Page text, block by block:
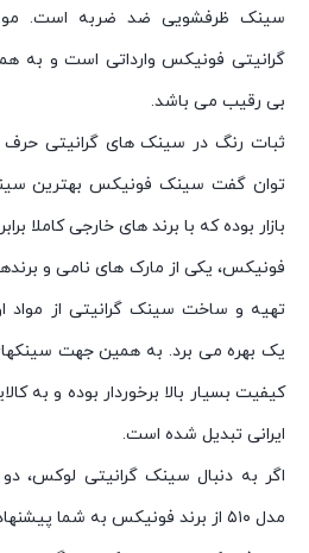
سینک ظرفشویی ضد ضربه است.
گرانیتی فونیکس وارداتی است و به
بی رقیب می باشد.
ثبات رنگ در سینک های گرانیتی حرف
توان گفت سینک فونیکس بهترین سینک
بازار بوده که با برند های خارجی کاملا
فونیکس، یکی از مارک های نامی و
تهیه و ساخت سینک گرانیتی از مواد
یک بهره می برد. به همین جهت
کیفیت بسیار بالا برخوردار بوده و به
ایرانی تبدیل شده است.
اگر به دنبال سینک گرانیتی لوکس،
مدل ۵۱۰ از برند فونیکس به شما پیشنهاد میکنیم.